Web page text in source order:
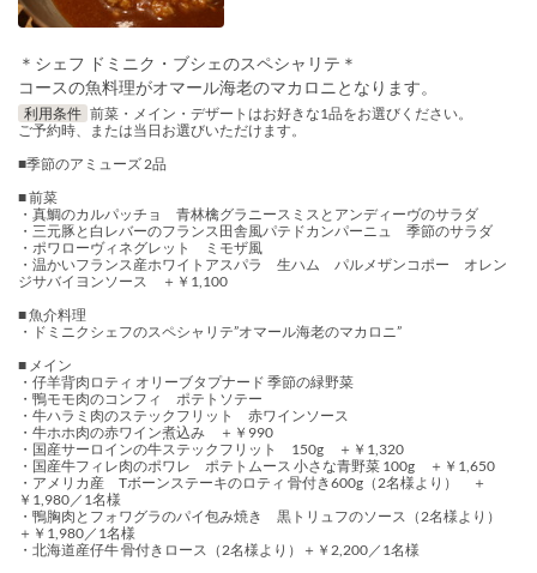
＊シェフ ドミニク・ブシェのスペシャリテ＊
コースの魚料理がオマール海老のマカロニとなります。
利用条件 前菜・メイン・デザートはお好きな1品をお選びください。
ご予約時、または当日お選びいただけます。
■季節のアミューズ 2品
■ 前菜
・真鯛のカルパッチョ 青林檎グラニースミスとアンディーヴのサラダ
・三元豚と白レバーのフランス田舎風パテドカンパーニュ 季節のサラダ
・ポワローヴィネグレット ミモザ風
・温かいフランス産ホワイトアスパラ 生ハム パルメザンコポー オレン
ジサバイヨンソース ＋￥1,100
■ 魚介料理
・ドミニクシェフのスペシャリテ”オマール海老のマカロニ”
■ メイン
・仔羊背肉ロティ オリーブタプナード 季節の緑野菜
・鴨モモ肉のコンフィ ポテトソテー
・牛ハラミ肉のステックフリット 赤ワインソース
・牛ホホ肉の赤ワイン煮込み ＋￥990
・国産サーロインの牛ステックフリット 150g ＋￥1,320
・国産牛フィレ肉のポワレ ポテトムース 小さな青野菜 100g ＋￥1,650
・アメリカ産 Tボーンステーキのロティ 骨付き600g（2名様より） ＋
￥1,980／1名様
・鴨胸肉とフォワグラのパイ包み焼き 黒トリュフのソース（2名様より）
＋￥1,980／1名様
・北海道産仔牛 骨付きロース（2名様より）＋￥2,200／1名様